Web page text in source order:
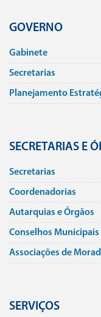
GOVERNO
Gabinete
Secretarias
Planejamento
SECRETARIAS E
Secretarias
Coordenadorias
Autarquias e Órgãos
Conselhos Municipais
Associações de
SERVIÇOS